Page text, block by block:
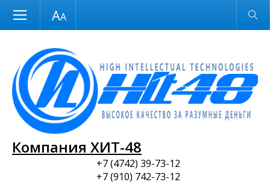
Размер шрифта Обычная версия
Компания ХИТ-48
+7 (4742) 39-73-12
+7 (910) 742-73-12